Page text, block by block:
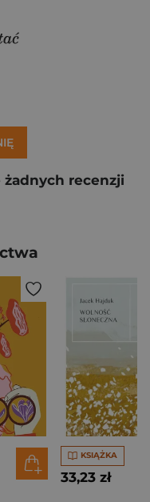
recenzji
KSIĄŻKA
33,23 zł